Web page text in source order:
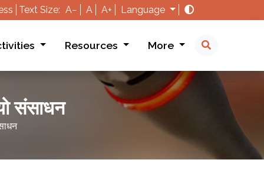
Text Size: A− A A+ Language
Resources More
संसाधन